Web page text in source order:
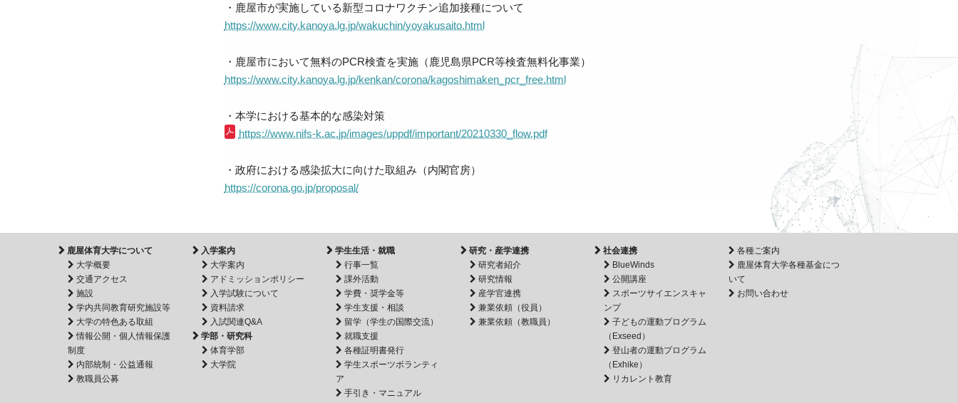
・鹿屋市が実施している新型コロナワクチン追加接種について
https://www.city.kanoya.lg.jp/wakuchin/yoyakusaito.html
・鹿屋市において無料のPCR検査を実施（鹿児島県PCR等検査無料化事業）
https://www.city.kanoya.lg.jp/kenkan/corona/kagoshimaken_pcr_free.html
・本学における基本的な感染対策
https://www.nifs-k.ac.jp/images/uppdf/important/20210330_flow.pdf
・政府における感染拡大に向けた取組み（内閣官房）
https://corona.go.jp/proposal/
鹿屋体育大学について
大学概要
交通アクセス
施設
学内共同教育研究施設等
大学の特色ある取組
情報公開・個人情報保護
制度
内部統制・公益通報
教職員公募
入学案内
大学案内
アドミッションポリシー
入学試験について
資料請求
入試関連Q&A
学部・研究科
体育学部
大学院
学生生活・就職
行事一覧
課外活動
学費・奨学金等
学生支援・相談
留学（学生の国際交流）
就職支援
各種証明書発行
学生スポーツボランティ
ア
手引き・マニュアル
研究・産学連携
研究者紹介
研究情報
産学官連携
兼業依頼（役員）
兼業依頼（教職員）
社会連携
BlueWinds
公開講座
スポーツサイエンスキャ
ンプ
子どもの運動プログラム
（Exseed）
登山者の運動プログラム
（Exhike）
リカレント教育
各種ご案内
鹿屋体育大学各種基金につ
いて
お問い合わせ